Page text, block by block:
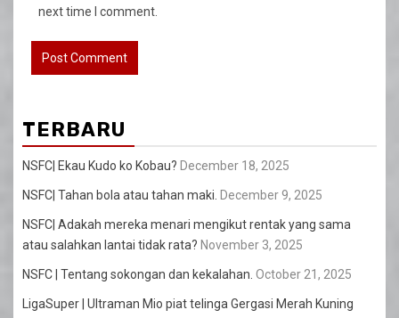
next time I comment.
TERBARU
NSFC| Ekau Kudo ko Kobau? December 18, 2025
NSFC| Tahan bola atau tahan maki. December 9, 2025
NSFC| Adakah mereka menari mengikut rentak yang sama
atau salahkan lantai tidak rata? November 3, 2025
NSFC | Tentang sokongan dan kekalahan. October 21, 2025
LigaSuper | Ultraman Mio piat telinga Gergasi Merah Kuning